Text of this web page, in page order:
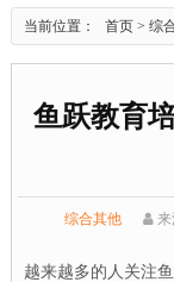
当前位置： 首页> 综
鱼跃教育
综合其他
越来越多的人关注